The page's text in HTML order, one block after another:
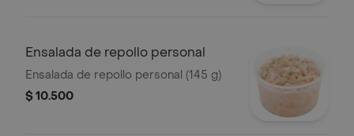
Ensalada de repollo personal
Ensalada de repollo personal (145 g)
$ 10.500